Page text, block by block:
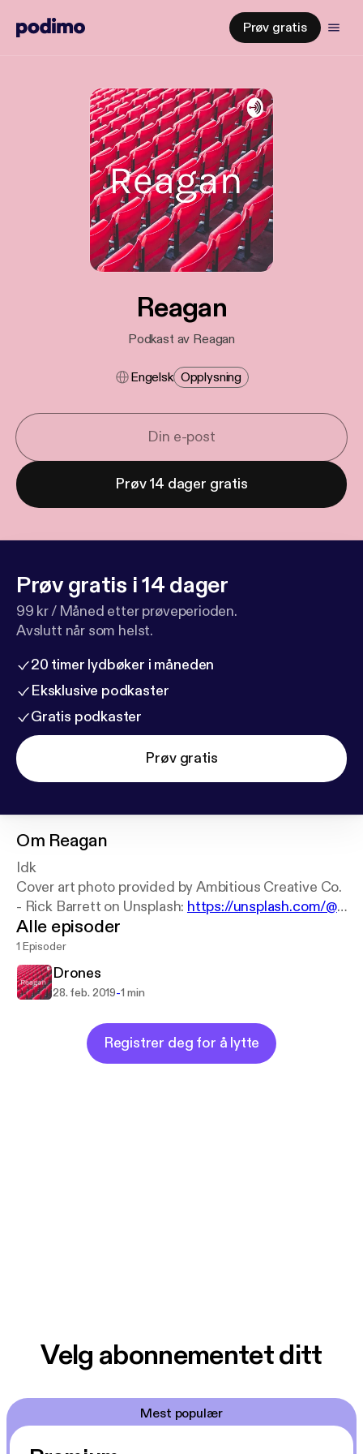
Prøv gratis
Reagan
Podkast av Reagan
Engelsk Opplysning
Prøv 14 dager gratis
Prøv gratis i 14 dager
99 kr / Måned etter prøveperioden.
Avslutt når som helst.
20 timer lydbøker i måneden
Eksklusive podkaster
Gratis podkaster
Prøv gratis
Om Reagan
Idk
Cover art photo provided by Ambitious Creative Co.
- Rick Barrett on Unsplash: https://unsplash.com/@
weareambitious
Alle episoder
1 Episoder
Drones
28. feb. 2019-1 min
Registrer deg for å lytte
Velg abonnementet ditt
Mest populær